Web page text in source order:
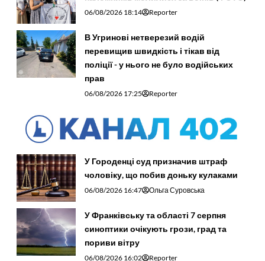
06/08/2026 18:14 Reporter
В Угринові нетверезий водій
перевищив швидкість і тікав від
поліції - у нього не було водійських
прав
06/08/2026 17:25 Reporter
У Городенці суд призначив штраф
чоловіку, що побив доньку кулаками
06/08/2026 16:47 Ольга Суровська
У Франківську та області 7 серпня
синоптики очікують грози, град та
пориви вітру
06/08/2026 16:02 Reporter